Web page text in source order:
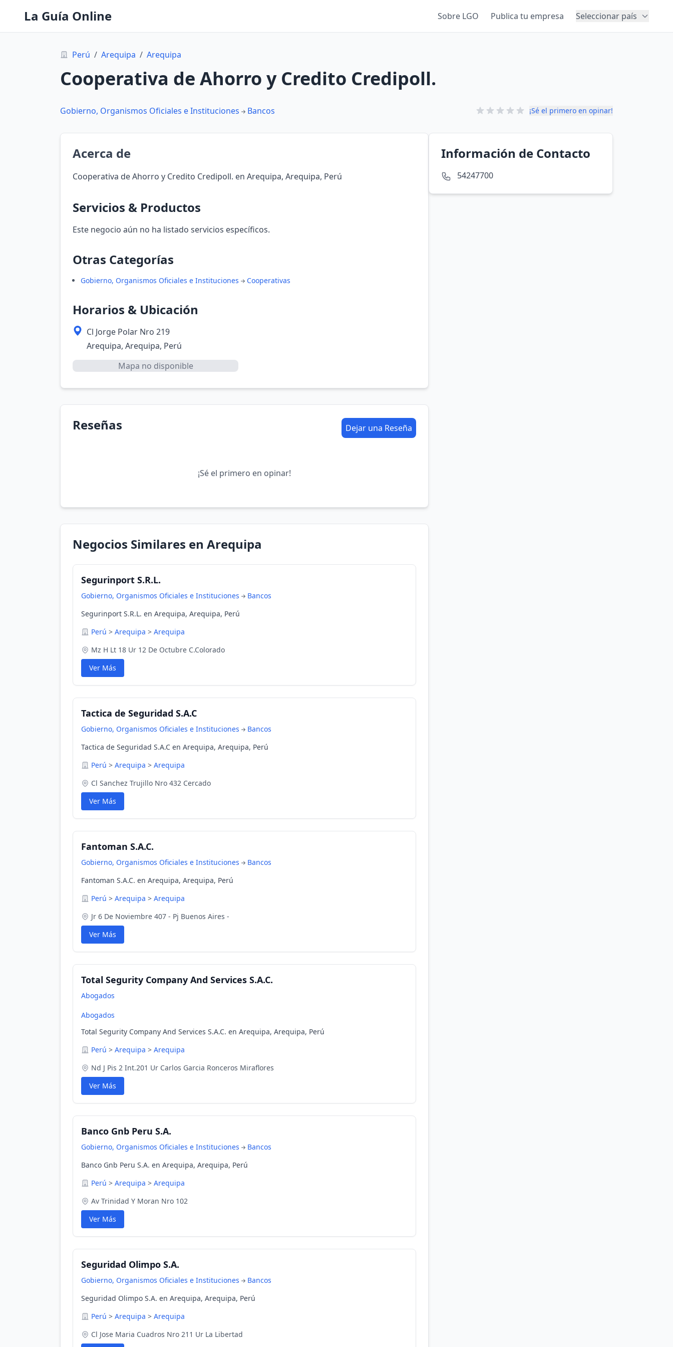
La Guía Online Sobre LGO Publica tu empresa Seleccionar país
Perú / Arequipa / Arequipa
Cooperativa de Ahorro y Credito Credipoll.
Gobierno, Organismos Oficiales e Instituciones Bancos ¡Sé el primero en opinar!
Acerca de
Cooperativa de Ahorro y Credito Credipoll. en Arequipa, Arequipa, Perú
Servicios & Productos
Este negocio aún no ha listado servicios específicos.
Otras Categorías
Gobierno, Organismos Oficiales e Instituciones Cooperativas
Horarios & Ubicación
Cl Jorge Polar Nro 219
Arequipa, Arequipa, Perú
Mapa no disponible
Reseñas Dejar una Reseña
¡Sé el primero en opinar!
Negocios Similares en Arequipa
Segurinport S.R.L.
Gobierno, Organismos Oficiales e Instituciones
Bancos
Segurinport S.R.L. en Arequipa, Arequipa, Perú
Perú > Arequipa > Arequipa
Mz H Lt 18 Ur 12 De Octubre C.Colorado
Ver Más
Tactica de Seguridad S.A.C
Gobierno, Organismos Oficiales e Instituciones
Bancos
Tactica de Seguridad S.A.C en Arequipa, Arequipa, Perú
Perú > Arequipa > Arequipa
Cl Sanchez Trujillo Nro 432 Cercado
Ver Más
Fantoman S.A.C.
Gobierno, Organismos Oficiales e Instituciones
Bancos
Fantoman S.A.C. en Arequipa, Arequipa, Perú
Perú > Arequipa > Arequipa
Jr 6 De Noviembre 407 - Pj Buenos Aires -
Ver Más
Total Segurity Company And Services S.A.C.
Abogados
Abogados
Total Segurity Company And Services S.A.C. en Arequipa, Arequipa, Perú
Perú > Arequipa > Arequipa
Nd J Pis 2 Int.201 Ur Carlos Garcia Ronceros Miraflores
Ver Más
Banco Gnb Peru S.A.
Gobierno, Organismos Oficiales e Instituciones
Bancos
Banco Gnb Peru S.A. en Arequipa, Arequipa, Perú
Perú > Arequipa > Arequipa
Av Trinidad Y Moran Nro 102
Ver Más
Seguridad Olimpo S.A.
Gobierno, Organismos Oficiales e Instituciones
Bancos
Seguridad Olimpo S.A. en Arequipa, Arequipa, Perú
Perú > Arequipa > Arequipa
Cl Jose Maria Cuadros Nro 211 Ur La Libertad
Información de Contacto
54247700